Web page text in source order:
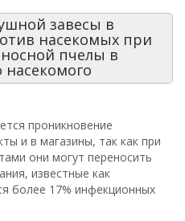
завесы в
насекомых при
пчелы в
насекомого
проникновение
и в магазины, так как при
они могут переносить
известные как
более 17% инфекционных